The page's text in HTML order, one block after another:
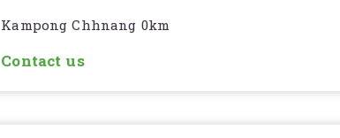
Kampong Chhnang 0km
Contact us